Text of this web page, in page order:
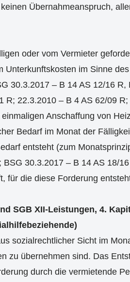
Übernahmeanspruch,
oder vom Vermieter
Unterkunftskosten im Sinne
30.3.2017 – B 14 AS 12/16
R; 22.3.2010 – B 4 AS 62/09
Anschaffung von
Bedarf im Monat der
entsteht (zum
30.3.2017 – B 14 AS 18/
für die diese Forderung
SGB XII-Leistungen, 4.
sozialrechtlicher Sicht im
zu übernehmen sind. Das
durch die vermietende